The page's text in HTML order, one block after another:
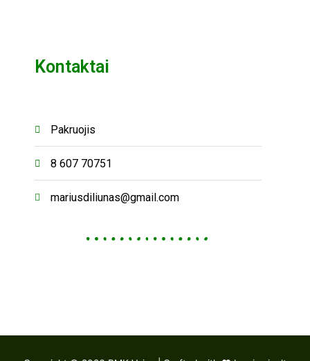
Kontaktai
Pakruojis
8 607 70751
mariusdiliunas@gmail.com